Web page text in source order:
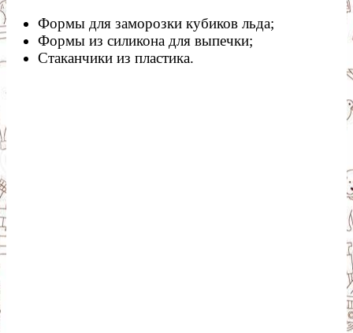
Формы для заморозки кубиков льда;
Формы из силикона для выпечки;
Стаканчики из пластика.